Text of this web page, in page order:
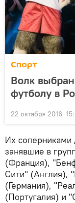
Спорт
Волк
футболу в
22 октября 2016,
Их
занявшие в
(Франция),
Сити" (Англия),
(Германия),
(Португалия) и